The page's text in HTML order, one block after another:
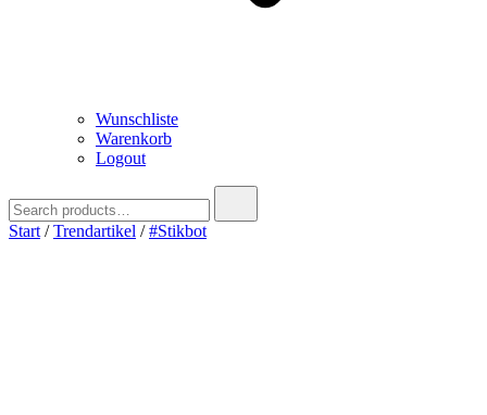
Wunschliste
Warenkorb
Logout
for:
Start /Trendartikel /#Stikbot